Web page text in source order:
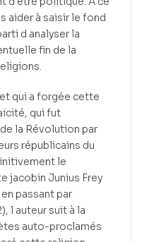
aider à saisir le fond
d analyser la
fin de la
qui a forgée cette
qui fut
la Révolution par
républicains du
le
jacobin Junius Frey
passant par
l auteur suit à la
auto-proclamés